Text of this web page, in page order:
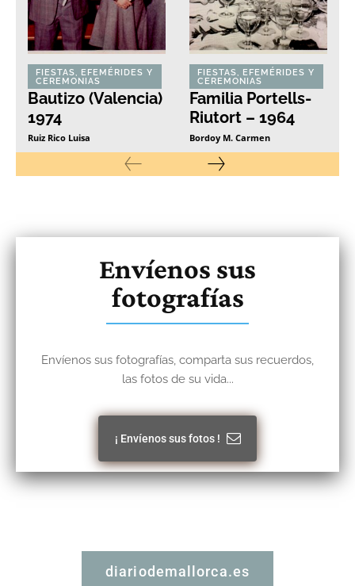
FIESTAS, EFEMÉRIDES Y
CEREMONIAS
Bautizo (Valencia)
1974
Ruiz Rico Luisa
FIESTAS, EFEMÉRIDES Y
CEREMONIAS
Familia Portells-
Riutort – 1964
Bordoy M. Carmen
Envíenos sus
fotografías
Envíenos sus fotografías, comparta sus recuerdos,
las fotos de su vida...
¡ Envíenos sus fotos !
diariodemallorca.es